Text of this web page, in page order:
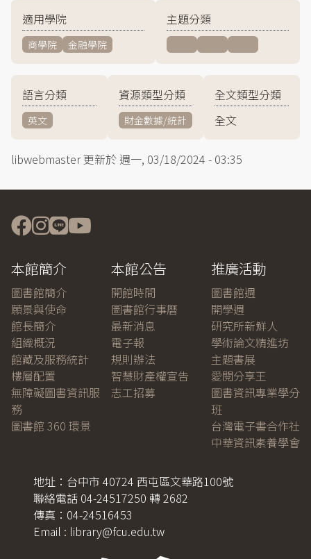
適用學院
商學院 金融學院
主題分類
語言分類
英文
資源類型分類
財金數據/統計
全文類型分類
全文
libwebmaster更新於 週一, 03/18/2024 - 03:35
本館簡介
圖書館簡介
願景與使命
館長簡介
組織概況
館藏及服務統計
樓層配置
無障礙圖書資訊服
務
圖書館 360 環景
本館公告
開館時間
圖書館行事曆
最新消息
電子報
規則辦法
智慧財產權宣告
志工招募
推廣活動
圖書館週
開學週
研究所新鮮人
學術論文精進坊
主題書展
愛閱分享王
圖書資訊專業學分
班
台灣電子書合作社
中華資訊素養學會
地址：台中市 40724 西屯區文華路100號
聯絡電話 04-24517250 轉 2682
傳真：04-24516453
Email : library@fcu.edu.tw